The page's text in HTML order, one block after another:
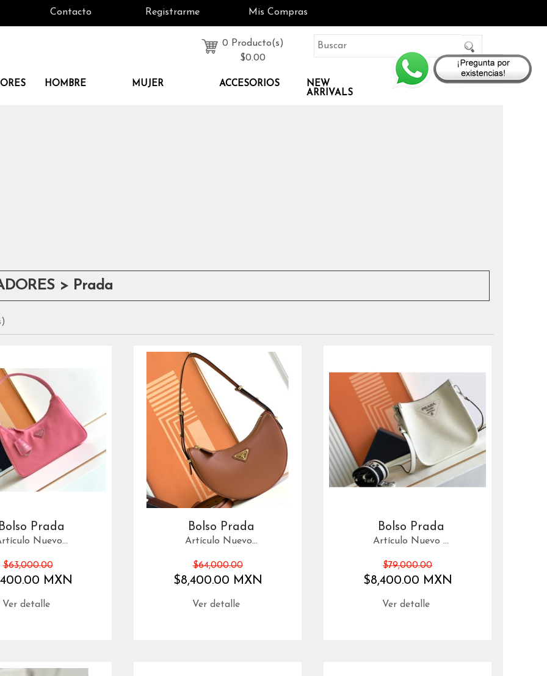
Contacto Registrarme Mis Compras
0 Producto(s)
$0.00
HOMBRE MUJER ACCESORIOS
NEW
ARRIVALS
> Prada
Prada
Nuevo...
$63,000.00
MXN
Ver detalle
Bolso Prada
Artículo Nuevo...
$64,000.00
$8,400.00 MXN
Ver detalle
Bolso Prada
Artículo Nuevo ...
$79,000.00
$8,400.00 MXN
Ver detalle